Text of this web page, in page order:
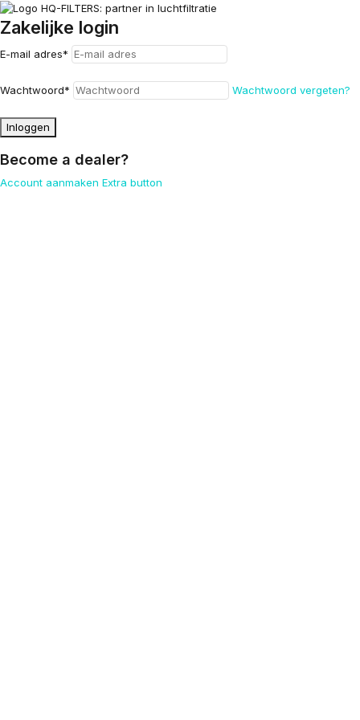
Zakelijke login
E-mail adres*
Wachtwoord* Wachtwoord vergeten?
Inloggen
Become a dealer?
Account aanmaken Extra button